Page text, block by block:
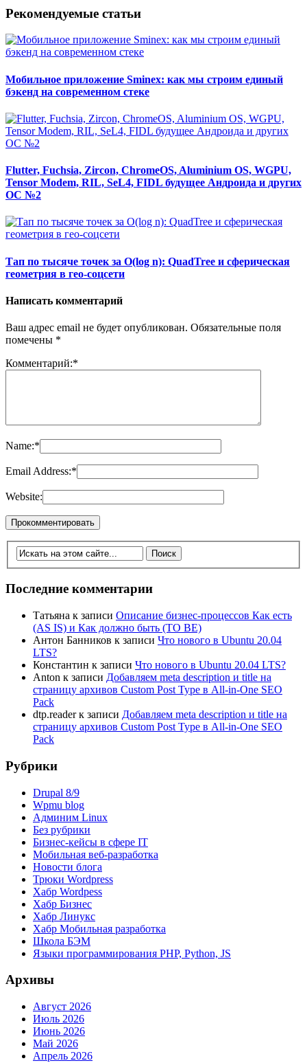
Рекомендуемые статьи
Мобильное приложение Sminex: как мы строим единый
бэкенд на современном стеке
Flutter, Fuchsia, Zircon, ChromeOS, Aluminium OS, WGPU,
Tensor Modem, RIL, SeL4, FIDL будущее Андроида и других
ОС №2
Тап по тысяче точек за O(log n): QuadTree и сферическая
геометрия в гео-соцсети
Написать комментарий
Ваш адрес email не будет опубликован. Обязательные поля
помечены *
Комментарий:*
Name:*
Email Address:*
Website:
Последние комментарии
Татьяна к записи Описание бизнес-процессов Как есть
(AS IS) и Как должно быть (TO BE)
Антон Банников к записи Что нового в Ubuntu 20.04
LTS?
Константин к записи Что нового в Ubuntu 20.04 LTS?
Anton к записи Добавляем meta description и title на
страницу архивов Custom Post Type в All-in-One SEO
Pack
dtp.readerк записи Добавляем meta description и title на
страницу архивов Custom Post Type в All-in-One SEO
Pack
Рубрики
Drupal 8/9
Wpmu blog
Админим Linux
Без рубрики
Бизнес-кейсы в сфере IT
Мобильная веб-разработка
Новости блога
Трюки Wordpress
Хабр Wordpess
Хабр Бизнес
Хабр Линукс
Хабр Мобильная разработка
Школа БЭМ
Языки программирования PHP, Python, JS
Архивы
Август 2026
Июль 2026
Июнь 2026
Май 2026
Апрель 2026